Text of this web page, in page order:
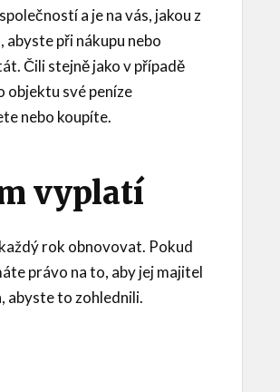
a je na vás, jakou z
při nákupu nebo
Čili stejně jako v případě
objektu své peníze
nebo koupíte.
vyplatí
rok obnovovat. Pokud
právo na to, aby jej majitel
abyste to zohlednili.